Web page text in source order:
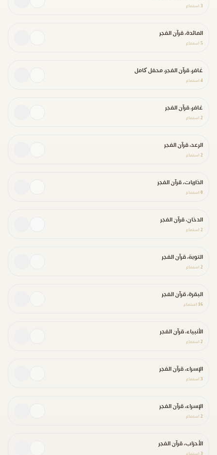
3 استماع
المائدة، قرآن الفجر
5 استماع
غافر، قرآن الفجر، محفل کامل
4 استماع
غافر، قرآن الفجر
2 استماع
الرعد، قرآن الفجر
2 استماع
الذاريات، قرآن الفجر
0 استماع
الدخان، قرآن الفجر
2 استماع
التوبة، قرآن الفجر
2 استماع
البقرة، قرآن الفجر
16 استماع
الأنبياء، قرآن الفجر
2 استماع
الإسراء، قرآن الفجر
3 استماع
الإسراء، قرآن الفجر
2 استماع
الأحزاب، قرآن الفجر
3 استماع